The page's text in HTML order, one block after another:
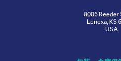
8006
Lenexa, KS
USA